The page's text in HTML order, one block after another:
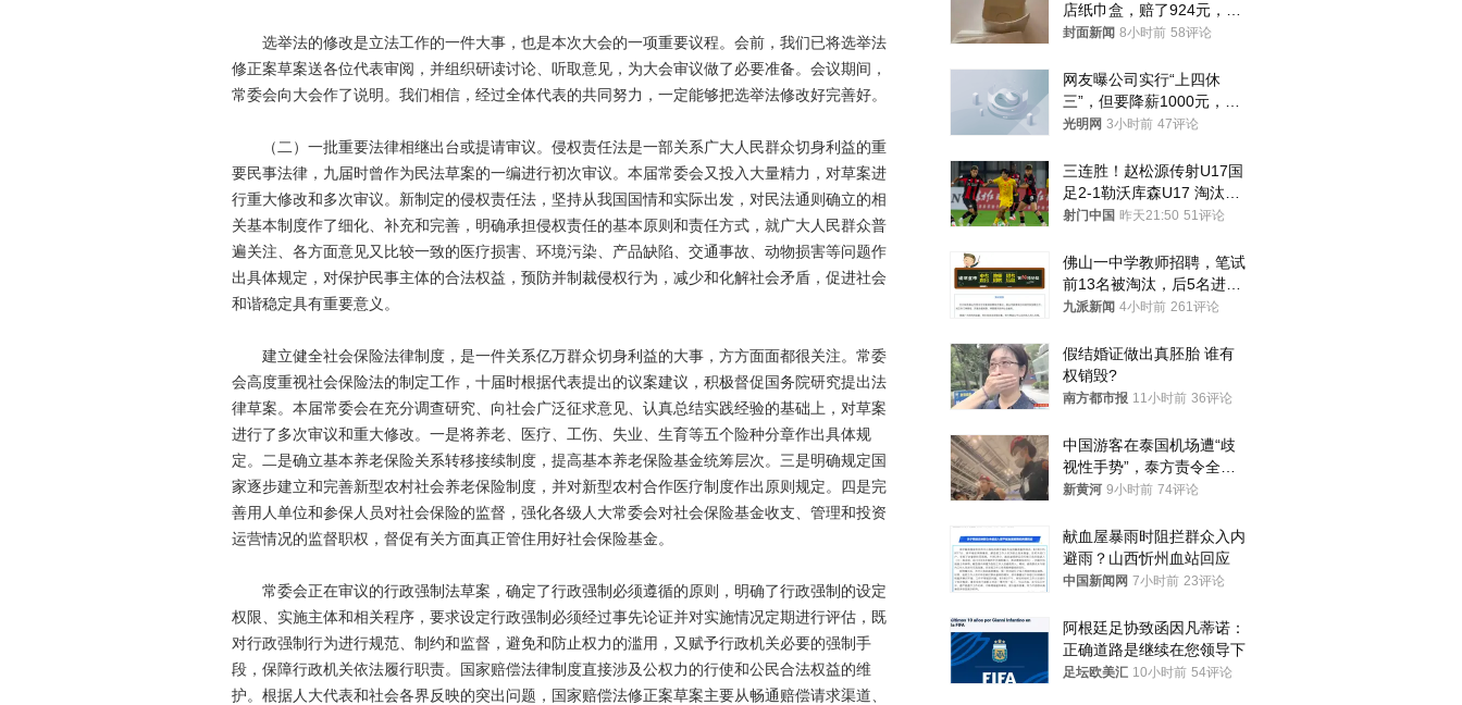
选举法的修改是立法工作的一件大事，也是本次大会的一项重要议程。会前，我们已将选举法
修正案草案送各位代表审阅，并组织研读讨论、听取意见，为大会审议做了必要准备。会议期间，
常委会向大会作了说明。我们相信，经过全体代表的共同努力，一定能够把选举法修改好完善好。
（二）一批重要法律相继出台或提请审议。侵权责任法是一部关系广大人民群众切身利益的重
要民事法律，九届时曾作为民法草案的一编进行初次审议。本届常委会又投入大量精力，对草案进
行重大修改和多次审议。新制定的侵权责任法，坚持从我国国情和实际出发，对民法通则确立的相
关基本制度作了细化、补充和完善，明确承担侵权责任的基本原则和责任方式，就广大人民群众普
遍关注、各方面意见又比较一致的医疗损害、环境污染、产品缺陷、交通事故、动物损害等问题作
出具体规定，对保护民事主体的合法权益，预防并制裁侵权行为，减少和化解社会矛盾，促进社会
和谐稳定具有重要意义。
建立健全社会保险法律制度，是一件关系亿万群众切身利益的大事，方方面面都很关注。常委
会高度重视社会保险法的制定工作，十届时根据代表提出的议案建议，积极督促国务院研究提出法
律草案。本届常委会在充分调查研究、向社会广泛征求意见、认真总结实践经验的基础上，对草案
进行了多次审议和重大修改。一是将养老、医疗、工伤、失业、生育等五个险种分章作出具体规
定。二是确立基本养老保险关系转移接续制度，提高基本养老保险基金统筹层次。三是明确规定国
家逐步建立和完善新型农村社会养老保险制度，并对新型农村合作医疗制度作出原则规定。四是完
善用人单位和参保人员对社会保险的监督，强化各级人大常委会对社会保险基金收支、管理和投资
运营情况的监督职权，督促有关方面真正管住用好社会保险基金。
常委会正在审议的行政强制法草案，确定了行政强制必须遵循的原则，明确了行政强制的设定
权限、实施主体和相关程序，要求设定行政强制必须经过事先论证并对实施情况定期进行评估，既
对行政强制行为进行规范、制约和监督，避免和防止权力的滥用，又赋予行政机关必要的强制手
段，保障行政机关依法履行职责。
国家赔偿法律制度直接涉及公权力的行使和公民合法权益的维
护。根据人大代表和社会各界反映的突出问题，国家赔偿法修正案草案主要从畅通赔偿请求渠道、
店纸巾盒，赔了924元，发
帖吐槽后酒店退还一半的
封面新闻 8小时前 58评论
网友曝公司实行“上四休
三”，但要降薪1000元，不
接受只能辞职
光明网 3小时前 47评论
三连胜！赵松源传射U17国
足2-1勒沃库森U17 淘汰赛
将战河床
射门中国 昨天21:50 51评论
佛山一中学教师招聘，笔试
前13名被淘汰，后5名进体
检，被疑萝卜岗，官方通
九派新闻 4小时前 261评论
假结婚证做出真胚胎 谁有
权销毁?
南方都市报 11小时前 36评论
中国游客在泰国机场遭“歧
视性手势”，泰方责令全面
调查，对责任人采取最严厉
新黄河 9小时前 74评论
献血屋暴雨时阻拦群众入内
避雨？山西忻州血站回应
中国新闻网 7小时前 23评论
阿根廷足协致函因凡蒂诺：
正确道路是继续在您领导下
足坛欧美汇 10小时前 54评论